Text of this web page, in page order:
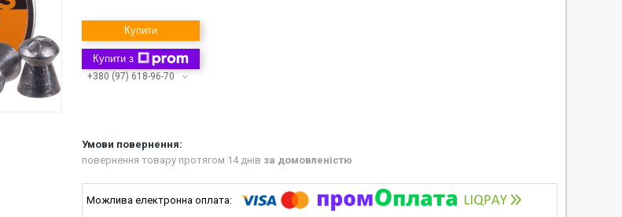
Купити
Купити з
+380 (97) 618-96-70
повернення товару протягом 14 днів за домовленістю